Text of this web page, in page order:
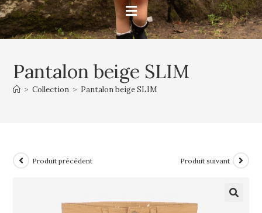
Pantalon beige SLIM
> Collection > Pantalon beige SLIM
Produit précédent Produit suivant